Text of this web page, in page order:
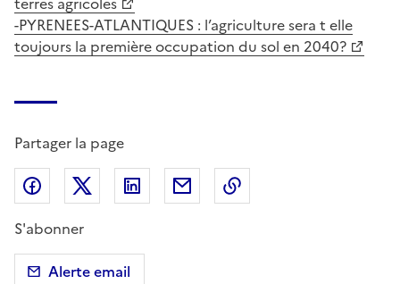
-PYRENEES-ATLANTIQUES : l’agriculture sera t elle
toujours la première occupation du sol en 2040?
Partager la page
Partager sur Facebook
Partager sur X (anciennement Twitter)
Partager sur LinkedIn
Partager par email
S'abonner
Alerte email